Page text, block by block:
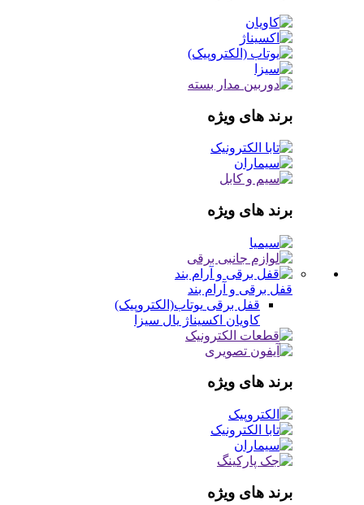
برند های ویژه
برند های ویژه
قفل برقی و آرام بند
قفل برقی یوتاب(الکتروپیک)
کاویان اکسیناژ یال سیزا
برند های ویژه
برند های ویژه